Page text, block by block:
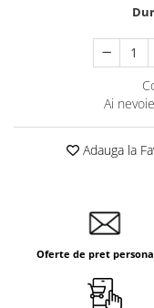
Ai
Adauga la
Oferte de pret